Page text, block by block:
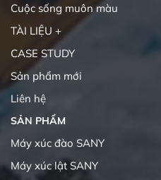
Cuộc sống muôn màu
TÀI LIỆU +
CASE STUDY
Sản phẩm mới
Liên hệ
SẢN PHẨM
Máy xúc đào SANY
Máy xúc lật SANY